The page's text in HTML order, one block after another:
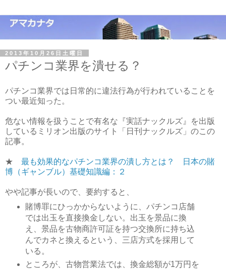
2013年10月26日土曜日
パチンコ業界を潰せる？
パチンコ業界では日常的に違法行為が行われていることを
つい最近知った。
危ない情報を扱うことで有名な『実話ナックルズ』を出版
しているミリオン出版のサイト「日刊ナックルズ」のこの
記事。
★ 最も効果的なパチンコ業界の潰し方とは？ 日本の賭
博（ギャンブル）基礎知識編：２
やや記事が長いので、要約すると、
賭博罪にひっかからないように、パチンコ店舗
では出玉を直接換金しない。出玉を景品に換
え、景品を古物商許可証を持つ交換所に持ち込
んでカネと換えるという、三店方式を採用して
いる。
ところが、古物営業法では、換金総額が1万円を